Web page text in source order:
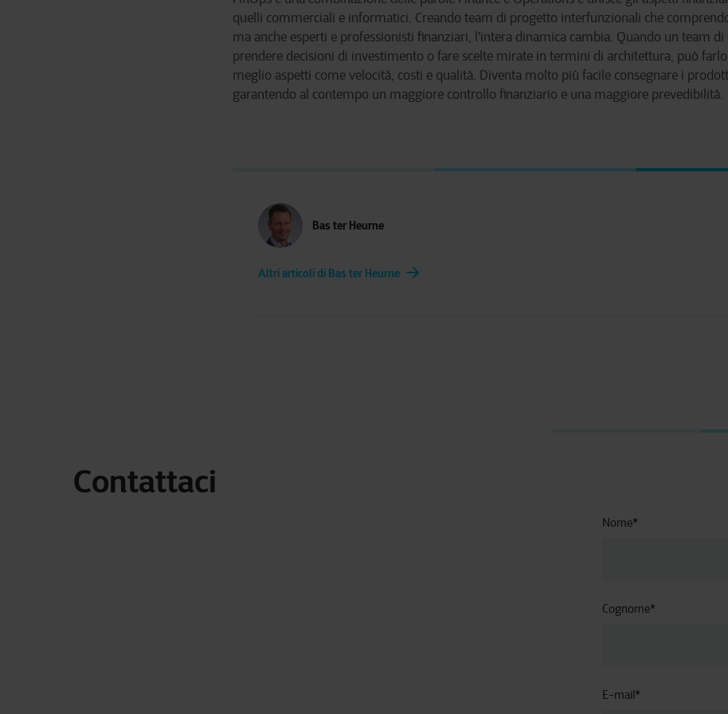
quelli commerciali e informatici. Creando team di progetto interfunzionali che
ma anche esperti e professionisti finanziari, l'intera dinamica cambia. Quando un team
prendere decisioni di investimento o fare scelte mirate in termini di architettura, può
meglio aspetti come velocità, costi e qualità. Diventa molto più facile consegnare i
garantendo al contempo un maggiore controllo finanziario e una maggiore prevedibilità.
Bas ter Heurne
Altri articoli di Bas ter Heurne
Contattaci
Nome*
Cognome*
E-mail*